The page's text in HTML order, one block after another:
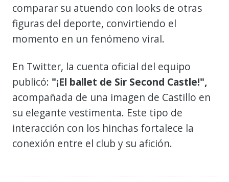
comparar su atuendo con looks de otras
figuras del deporte, convirtiendo el
momento en un fenómeno viral.
En Twitter, la cuenta oficial del equipo
publicó: "¡El ballet de Sir Second Castle!",
acompañada de una imagen de Castillo en
su elegante vestimenta. Este tipo de
interacción con los hinchas fortalece la
conexión entre el club y su afición.